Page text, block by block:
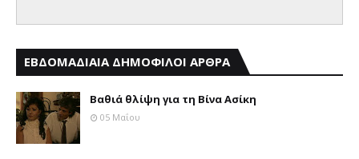
ΕΒΔΟΜΑΔΙΑΙΑ ΔΗΜΟΦΙΛΟΙ ΑΡΘΡΑ
Βαθιά θλίψη για τη Βίνα Ασίκη
05 Μαΐου